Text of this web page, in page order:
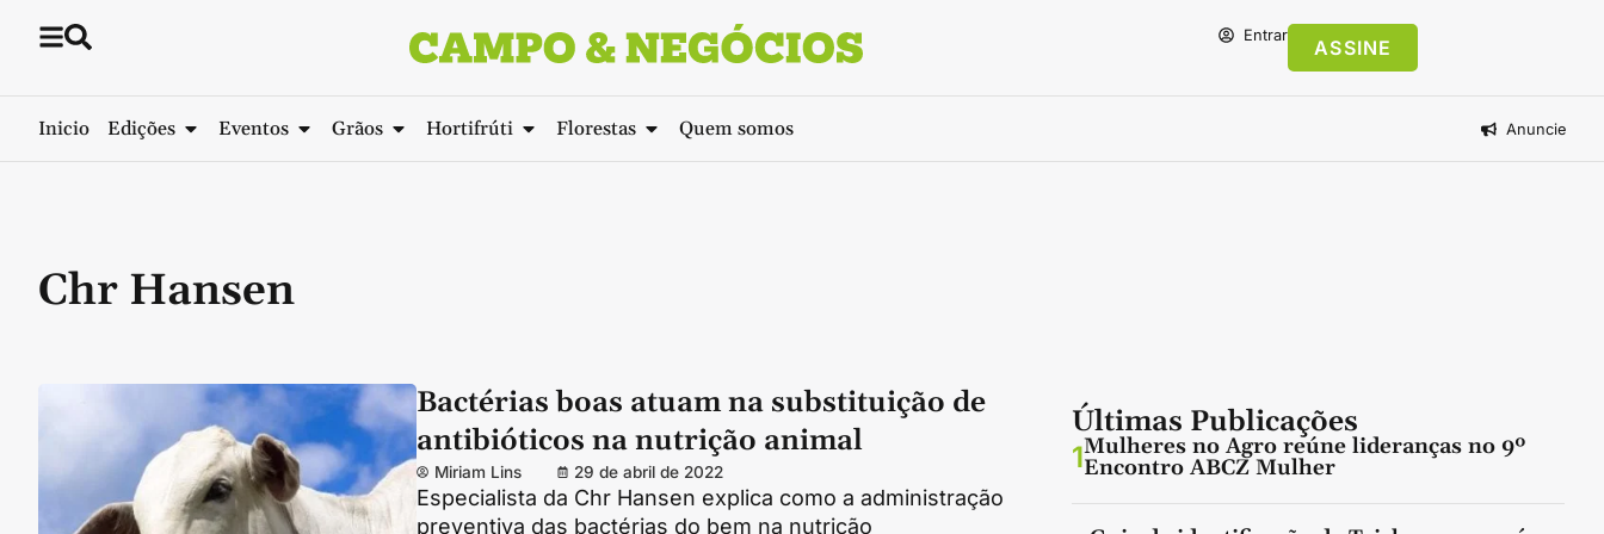
Entrar
ASSINE
Inicio Edições Eventos Grãos Hortifrúti Florestas Quem somos Anuncie
Chr Hansen
Bactérias boas atuam na substituição de
antibióticos na nutrição animal
Miriam Lins 29 de abril de 2022
Especialista da Chr Hansen explica como a administração
preventiva das bactérias do bem na nutrição
Últimas Publicações
1Mulheres no Agro reúne lideranças no 9º
Encontro ABCZ Mulher